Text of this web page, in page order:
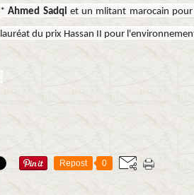
*Ahmed Sadqi et un mlitant marocain
lauréat du prix Hassan II pour
Repost 0